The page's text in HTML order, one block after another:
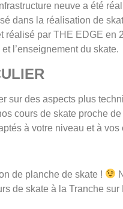
neuve a été
dans la réalisation de
réalisé par THE EDGE en
l’enseignement du skate.
sur des aspects plus
cours de skate proche
à votre niveau et à vos
de planche de skate !
de skate à la Tranche